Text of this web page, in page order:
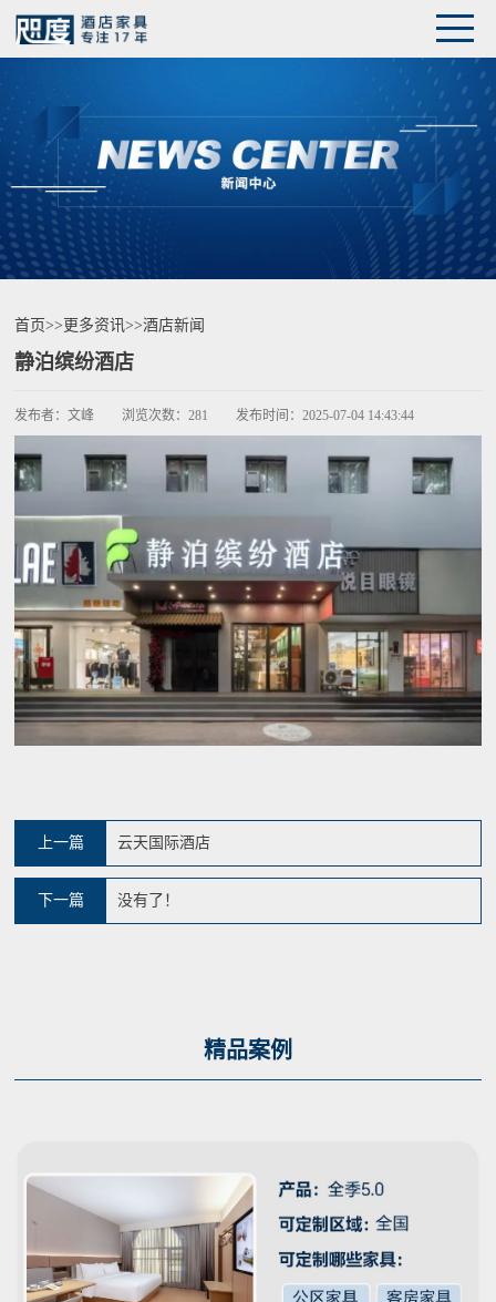
首页>> 更多资讯>>酒店新闻
静泊缤纷酒店
发布者：文峰 浏览次数：281 发布时间：2025-07-04 14:43:44
上一篇 云天国际酒店
没有了！
下一篇
精品案例